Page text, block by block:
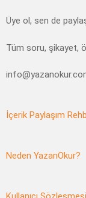
Üye ol, sen de
Tüm soru, şikayet,
İçerik Paylaşım
Neden YazanOkur?